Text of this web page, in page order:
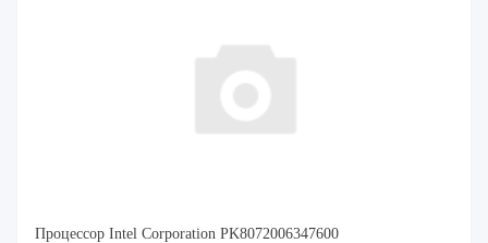
Процессор Intel Corporation PK8072006347600